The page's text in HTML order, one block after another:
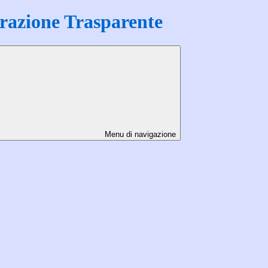
Trasparente
Menu di navigazione